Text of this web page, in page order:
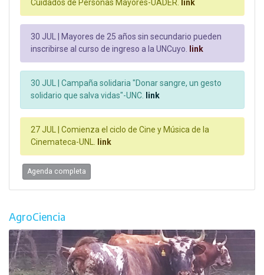
Cuidados de Personas Mayores-UADER. link
30 JUL |
Mayores de 25 años sin secundario pueden
inscribirse al curso de ingreso a la UNCuyo. link
30 JUL | Campaña solidaria "Donar sangre, un gesto
solidario que salva vidas"-UNC. link
27 JUL | Comienza el ciclo de Cine y Música de la
Cinemateca-UNL. link
Agenda completa
AgroCiencia